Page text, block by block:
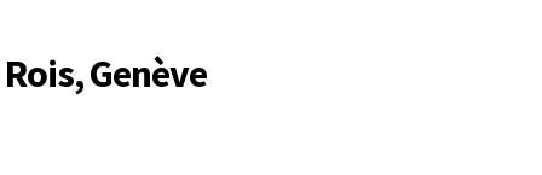
Genève